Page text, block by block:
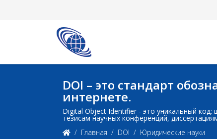
DOI – это стандарт
интернете.
Digital Object Identifier - это уникальный
тезисам научных конференций,
Главная
DOI
Юридические науки